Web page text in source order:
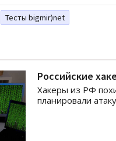
Тесты bigmir)net
Российские
Хакеры из РФ
планировали